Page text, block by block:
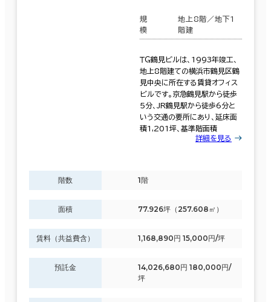
規
模
地上8階／地下1
階建
ＴＧ鶴見ビルは、1993年竣工、
地上8階建ての横浜市鶴見区鶴
見中央に所在する賃貸オフィス
ビルです。京急鶴見駅から徒歩
5分、JR鶴見駅から徒歩6分と
いう交通の要所にあり、延床面
積1,201坪、基準階面積
詳細を見る
階数 1階
面積 77.926坪（257.608㎡）
賃料（共益費含） 1,168,890円 15,000円/坪
預託金
14,026,680円 180,000円/
坪